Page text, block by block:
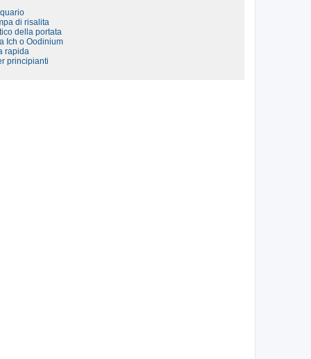
di risalita
della portata
Ich o Oodinium
rapida
principianti